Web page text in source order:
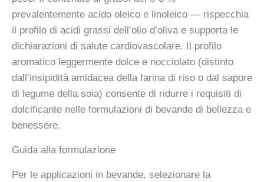
prevalentemente acido oleico e linoleico — rispecchia
il profilo di acidi grassi dell’olio d’oliva e supporta le
dichiarazioni di salute cardiovascolare. Il profilo
aromatico leggermente dolce e nocciolato (distinto
dall’insipidità amidacea della farina di riso o dal sapore
di legume della soia) consente di ridurre i requisiti di
dolcificante nelle formulazioni di bevande di bellezza e
benessere.
Guida alla formulazione
Per le applicazioni in bevande, selezionare la